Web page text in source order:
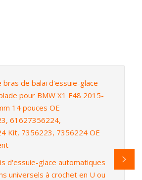
bras de balai d'essuie-glace
pour BMW X1 F48 2015-
14 pouces OE
61627356224,
Kit, 7356223, 7356224 OE
d'essuie-glace automatiques
universels à crochet en U ou